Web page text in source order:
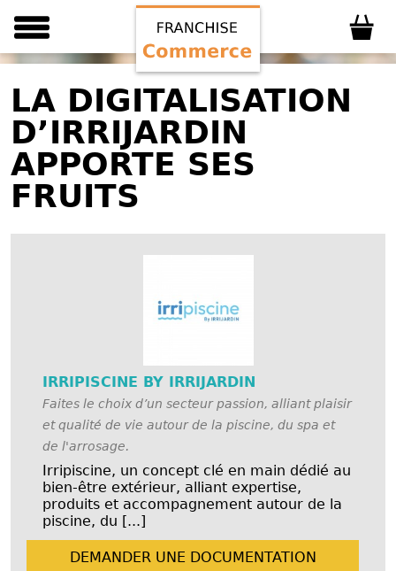
LA DIGITALISATION
D’IRRIJARDIN
APPORTE SES
FRUITS
IRRIPISCINE BY IRRIJARDIN
Faites le choix d’un secteur passion, alliant plaisir
et qualité de vie autour de la piscine, du spa et
de l'arrosage.
Irripiscine, un concept clé en main dédié au
bien-être extérieur, alliant expertise,
produits et accompagnement autour de la
piscine, du [...]
DEMANDER UNE DOCUMENTATION